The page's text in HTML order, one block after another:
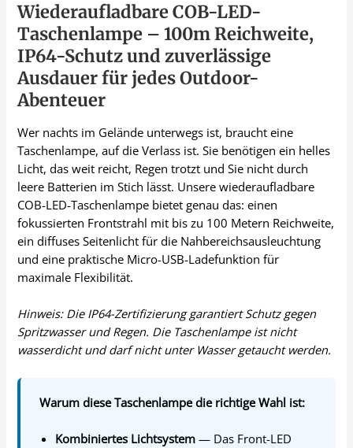
Wiederaufladbare COB-LED-
Taschenlampe – 100m Reichweite,
IP64-Schutz und zuverlässige
Ausdauer für jedes Outdoor-
Abenteuer
Wer nachts im Gelände unterwegs ist, braucht eine
Taschenlampe, auf die Verlass ist. Sie benötigen ein helles
Licht, das weit reicht, Regen trotzt und Sie nicht durch
leere Batterien im Stich lässt. Unsere wiederaufladbare
COB-LED-Taschenlampe bietet genau das: einen
fokussierten Frontstrahl mit bis zu 100 Metern Reichweite,
ein diffuses Seitenlicht für die Nahbereichsausleuchtung
und eine praktische Micro-USB-Ladefunktion für
maximale Flexibilität.
Hinweis: Die IP64-Zertifizierung garantiert Schutz gegen
Spritzwasser und Regen. Die Taschenlampe ist nicht
wasserdicht und darf nicht unter Wasser getaucht werden.
Warum diese Taschenlampe die richtige Wahl ist:
Kombiniertes Lichtsystem — Das Front-LED